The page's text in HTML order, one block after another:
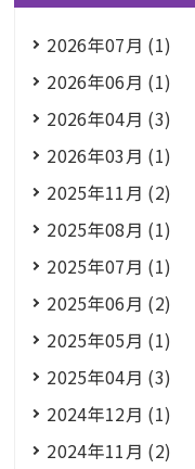
2026年07月 (1)
2026年06月 (1)
2026年04月 (3)
2026年03月 (1)
2025年11月 (2)
2025年08月 (1)
2025年07月 (1)
2025年06月 (2)
2025年05月 (1)
2025年04月 (3)
2024年12月 (1)
2024年11月 (2)